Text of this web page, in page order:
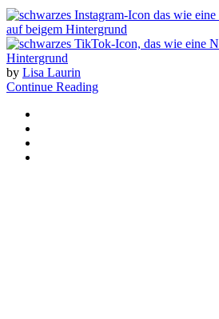
by Lisa Laurin
Continue Reading